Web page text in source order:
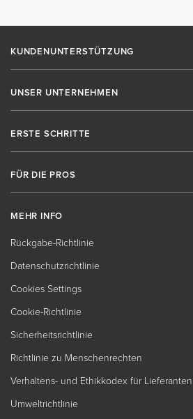
KUNDENUNTERSTÜTZUNG
UNSER UNTERNEHMEN
ERSTE SCHRITTE
FÜR DIE PROS
MEHR INFO
Rückgabe-Richtlinie
Datenschutzrichtlinie
Cookies Settings
Cookie-Richtlinie
Sicherheitsrichtlinie
Richtlinie zu Menschenrechten
Verhaltens- und Ethikkodex für
Umweltrichtlinie